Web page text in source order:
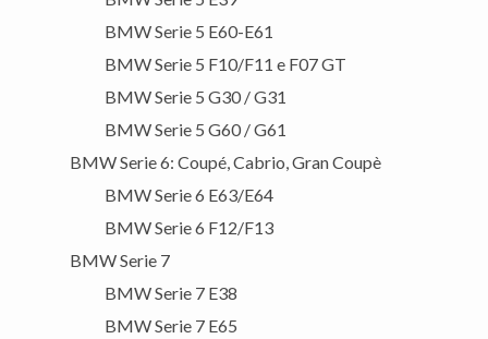
BMW Serie 5 E60-E61
BMW Serie 5 F10/F11 e F07 GT
BMW Serie 5 G30 / G31
BMW Serie 5 G60 / G61
BMW Serie 6: Coupé, Cabrio, Gran Coupè
BMW Serie 6 E63/E64
BMW Serie 6 F12/F13
BMW Serie 7
BMW Serie 7 E38
BMW Serie 7 E65